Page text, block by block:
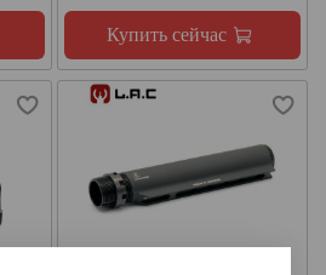
Купить сейчас